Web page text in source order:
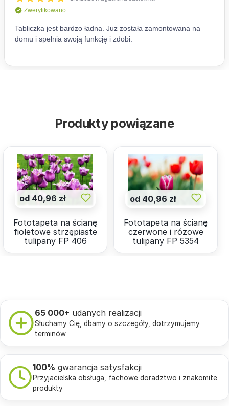
Produkty powiązane
od 40,96 zł
Fototapeta na ścianę
fioletowe strzępiaste
tulipany FP 406
od 40,96 zł
Fototapeta na ścianę
czerwone i różowe
tulipany FP 5354
65 000+ udanych realizacji
Słuchamy Cię, dbamy o szczegóły, dotrzymujemy
terminów
100% gwarancja satysfakcji
Przyjacielska obsługa, fachowe doradztwo i znakomite
produkty